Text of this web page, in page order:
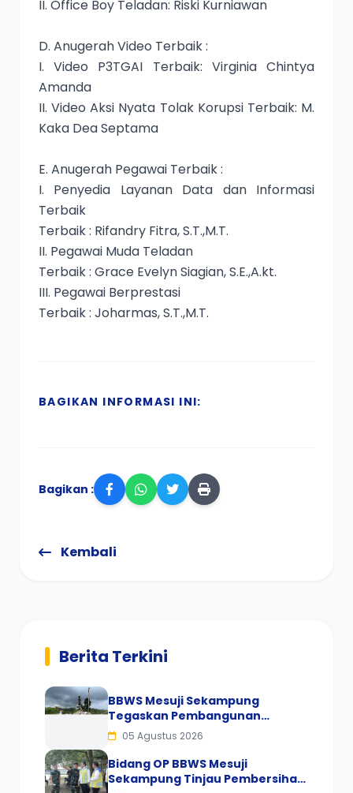
II. Office Boy Teladan: Riski Kurniawan
D. Anugerah Video Terbaik :
I. Video P3TGAI Terbaik: Virginia Chintya
Amanda
II. Video Aksi Nyata Tolak Korupsi Terbaik: M.
Kaka Dea Septama
E. Anugerah Pegawai Terbaik :
I. Penyedia Layanan Data dan Informasi
Terbaik
Terbaik : Rifandry Fitra, S.T.,M.T.
II. Pegawai Muda Teladan
Terbaik : Grace Evelyn Siagian, S.E.,A.kt.
III. Pegawai Berprestasi
Terbaik : Joharmas, S.T.,M.T.
BAGIKAN INFORMASI INI:
Bagikan :
Kembali
Berita Terkini
BBWS Mesuji Sekampung
Tegaskan Pembangunan
Pengaman Pantai Mandiri Sejati
Sesuai Spesifikasi dan Standar
Mutu
05 Agustus 2026
Bidang OP BBWS Mesuji
Sekampung Tinjau Pembersihan